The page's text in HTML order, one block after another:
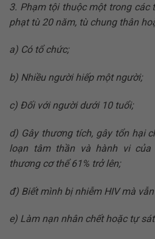
3. Phạm tội thuộc một trong các
phạt tù 20 năm, tù chung thân
a) Có tổ chức;
b) Nhiều người hiếp một người;
c) Đối với người dưới 10 tuổi;
d) Gây thương tích, gây tổn hại
loạn tâm thần và hành vi
thương cơ thể 61% trở lên;
đ) Biết mình bị nhiễm HIV mà
e) Làm nạn nhân chết hoặc tự